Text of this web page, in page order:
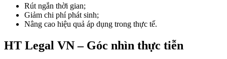
Rút ngắn thời gian;
Giảm chi phí phát sinh;
Nâng cao hiệu quả áp dụng trong thực tế.
HT Legal VN – Góc nhìn thực tiễn